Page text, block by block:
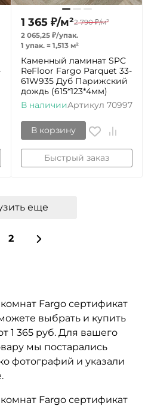
1 365 ₽/м²2 790 ₽/м²
2 065,25 ₽/упак.
1 упак. = 1,513 м²
Каменный ламинат SPC
ReFloor Fargo Parquet 33-
61W935 Дуб Парижский
дождь (615*123*4мм)
В наличииАртикул 70997
В корзину
Быстрый заказ
еще
2
Fargo сертификат
выбрать и купить
1 365 руб. Для вашего
мы постарались
фотографий и указали
Fargo сертификат